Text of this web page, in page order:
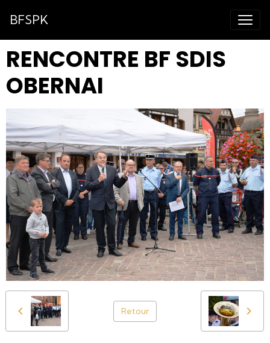
BFSPK
RENCONTRE BF SDIS
OBERNAI
Retour